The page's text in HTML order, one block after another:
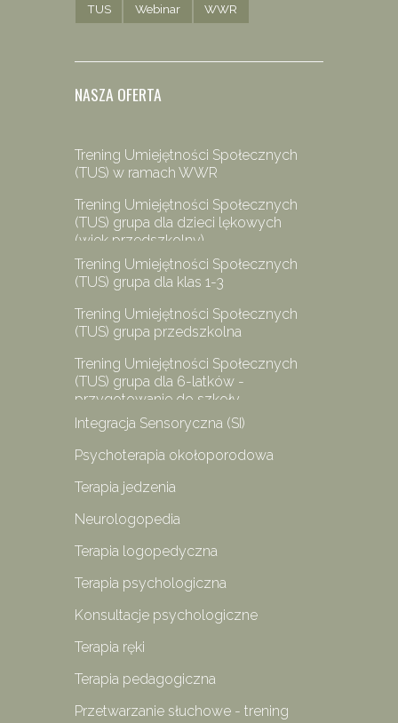
TUS Webinar WWR
NASZA OFERTA
Trening Umiejętności Społecznych
(TUS) w ramach WWR
Trening Umiejętności Społecznych
(TUS) grupa dla dzieci lękowych
(wiek przedszkolny)
Trening Umiejętności Społecznych
(TUS) grupa dla klas 1-3
Trening Umiejętności Społecznych
(TUS) grupa przedszkolna
Trening Umiejętności Społecznych
(TUS) grupa dla 6-latków -
przygotowanie do szkoły
Integracja Sensoryczna (SI)
Psychoterapia okołoporodowa
Terapia jedzenia
Neurologopedia
Terapia logopedyczna
Terapia psychologiczna
Konsultacje psychologiczne
Terapia ręki
Terapia pedagogiczna
Przetwarzanie słuchowe - trening